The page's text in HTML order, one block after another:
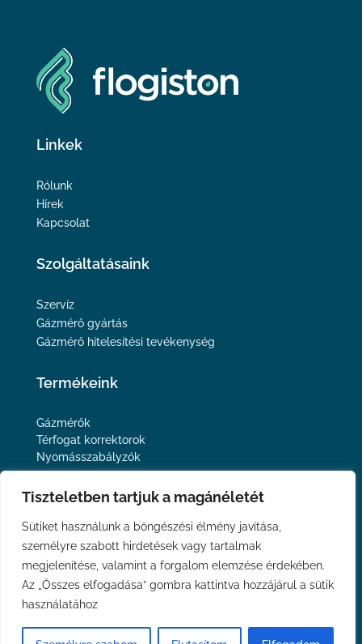
Tiszteletben tartjuk a magánéletét
Sütiket használunk a böngészési élmény javítása,
személyre szabott hirdetések vagy tartalmak
megjelenítése, valamint a forgalom elemzése érdekében.
Az „Összes elfogadása” gombra kattintva hozzájárul a sütik
használatához
Linkek
Rólunk
Hírek
Kapcsolat
Szolgáltatásaink
Szervíz
Gázmérő gyártás
Gázmérő hitelesítési tevékenység
Termékeink
Gázmérők
Térfogat korrektorok
Nyomásszabályzók
Kövessen minket
Adatvédelmi nyilatkozat
Impresszum